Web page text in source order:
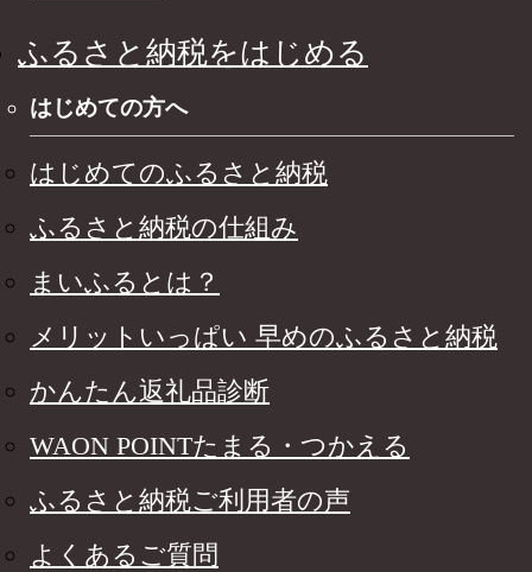
ふるさと納税をはじめる
はじめての方へ
はじめてのふるさと納税
ふるさと納税の仕組み
まいふるとは？
メリットいっぱい 早めのふるさと納税
かんたん返礼品診断
WAON POINTたまる・つかえる
ふるさと納税ご利用者の声
よくあるご質問